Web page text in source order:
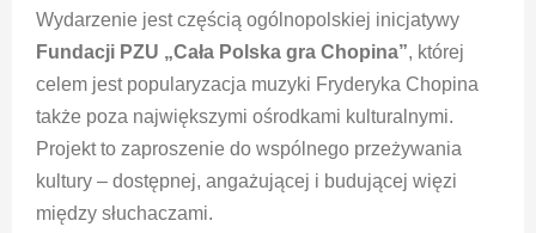
Wydarzenie jest częścią ogólnopolskiej inicjatywy
Fundacji PZU „Cała Polska gra Chopina”, której
celem jest popularyzacja muzyki Fryderyka Chopina
także poza największymi ośrodkami kulturalnymi.
Projekt to zaproszenie do wspólnego przeżywania
kultury – dostępnej, angażującej i budującej więzi
między słuchaczami.